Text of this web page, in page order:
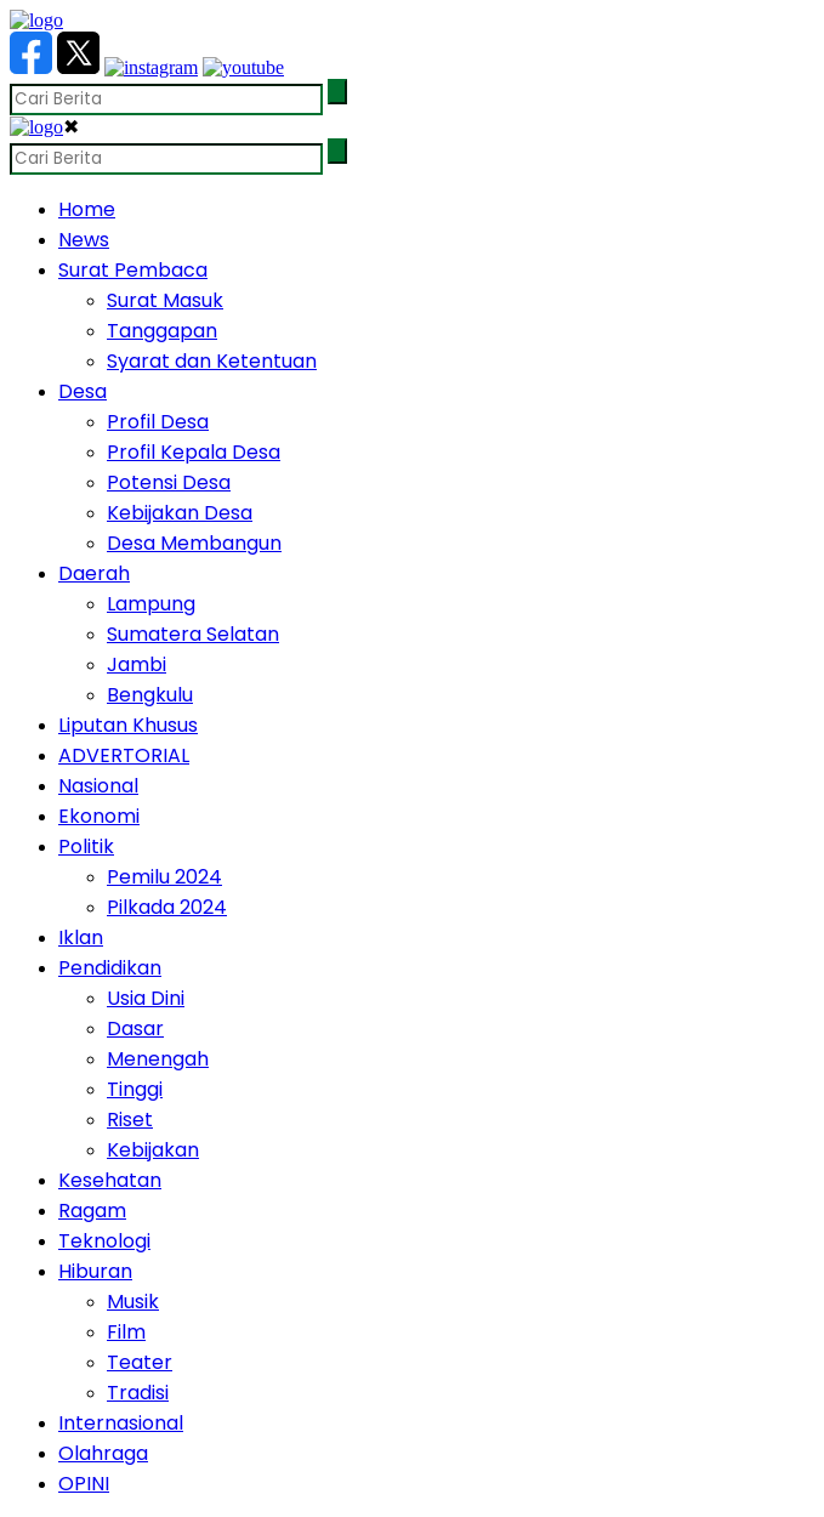
✖
Home
News
Surat Pembaca
Surat Masuk
Tanggapan
Syarat dan Ketentuan
Desa
Profil Desa
Profil Kepala Desa
Potensi Desa
Kebijakan Desa
Desa Membangun
Daerah
Lampung
Sumatera Selatan
Jambi
Bengkulu
Liputan Khusus
ADVERTORIAL
Nasional
Ekonomi
Politik
Pemilu 2024
Pilkada 2024
Iklan
Pendidikan
Usia Dini
Dasar
Menengah
Tinggi
Riset
Kebijakan
Kesehatan
Ragam
Teknologi
Hiburan
Musik
Film
Teater
Tradisi
Internasional
Olahraga
OPINI